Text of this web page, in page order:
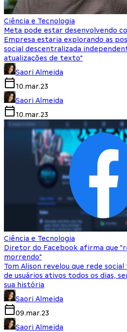
Ciência e Tecnologia
Meta pode estar desenvolvendo
Empresa estaria explorando as
social descentralizada
atualizações de texto"
Saori Almeida
10.mar.23
Saori Almeida
10.mar.23
Ciência e Tecnologia
Diretor do Facebook afirma que
morrendo"
Tom Alison revelou que rede
de usuários ativos todos os dias,
sua história
Saori Almeida
09.mar.23
Saori Almeida